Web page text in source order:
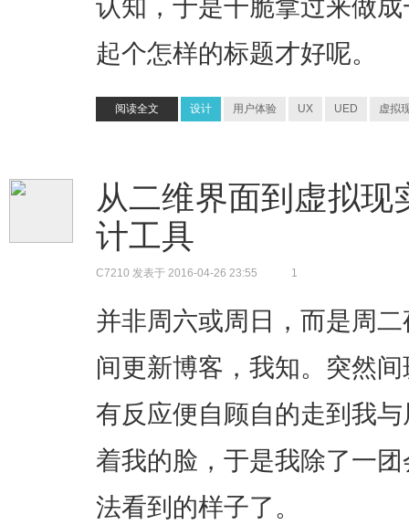
认知，于是干脆拿过来做
起个怎样的标题才好呢。
阅读全文 设计 用户体验 UX UED 虚拟
从二维界面到虚拟
计工具
C7210 发表于 2016-04-26 23:55 1
并非周六或周日，而是周
间更新博客，我知。突然
有反应便自顾自的走到我
着我的脸，于是我除了一
法看到的样子了。